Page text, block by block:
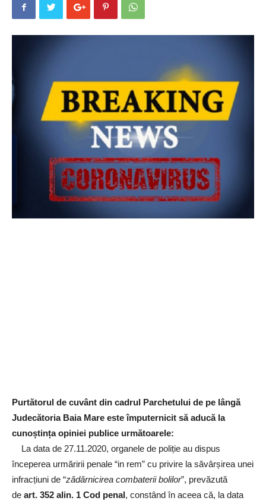
Purtătorul de cuvânt din cadrul Parchetului de pe lângă
Judecătoria Baia Mare este împuternicit să aducă la
cunoștința opiniei publice următoarele:
La data de 27.11.2020, organele de poliție au dispus
începerea urmăririi penale “in rem” cu privire la săvârșirea unei
infracțiuni de “zădărnicirea combaterii bolilor”, prevăzută
de art. 352 alin. 1 Cod penal, constând în aceea că, la data